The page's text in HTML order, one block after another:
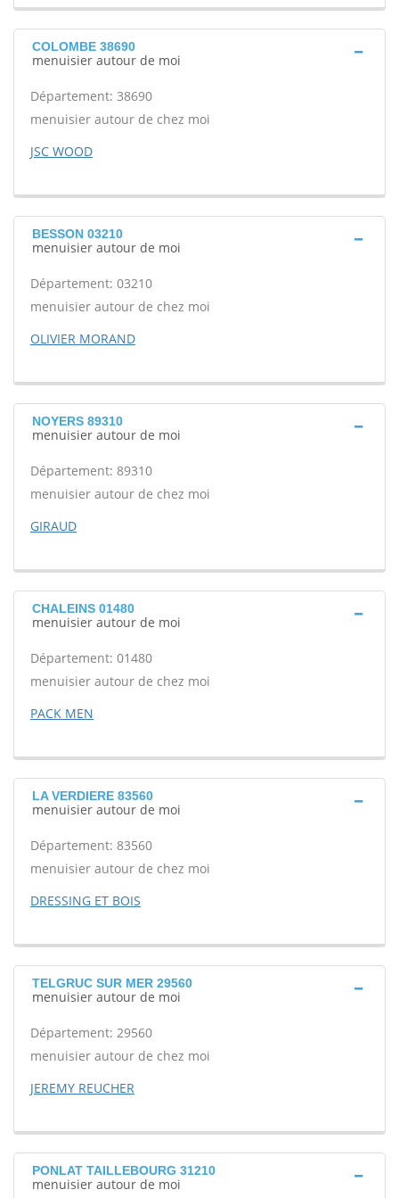
COLOMBE 38690
menuisier autour de moi
Département: 38690
menuisier autour de chez moi
JSC WOOD
BESSON 03210
menuisier autour de moi
Département: 03210
menuisier autour de chez moi
OLIVIER MORAND
NOYERS 89310
menuisier autour de moi
Département: 89310
menuisier autour de chez moi
GIRAUD
CHALEINS 01480
menuisier autour de moi
Département: 01480
menuisier autour de chez moi
PACK MEN
LA VERDIERE 83560
menuisier autour de moi
Département: 83560
menuisier autour de chez moi
DRESSING ET BOIS
TELGRUC SUR MER 29560
menuisier autour de moi
Département: 29560
menuisier autour de chez moi
JEREMY REUCHER
PONLAT TAILLEBOURG 31210
menuisier autour de moi